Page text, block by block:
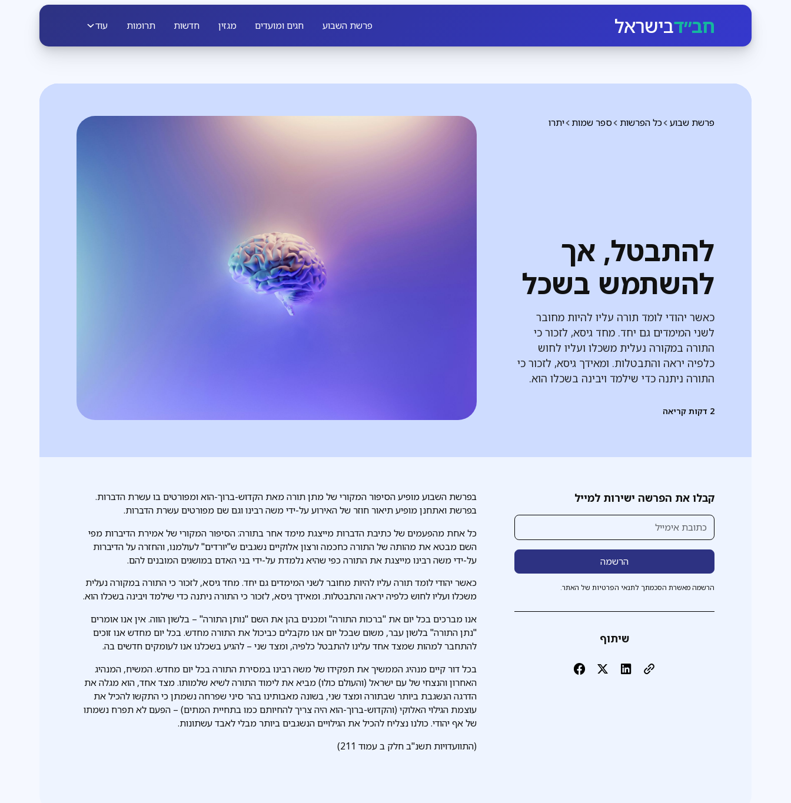
חב״דבישראל פרשת השבוע חגים ומועדים מגזין חדשות תרומות עוד
יתרו ספר שמות כל הפרשות פרשת שבוע
להתבטל, אך
להשתמש בשכל
כאשר יהודי לומד תורה עליו להיות מחובר
לשני המימדים גם יחד. מחד גיסא, לזכור כי
התורה במקורה נעלית משכלו ועליו לחוש
כלפיה יראה והתבטלות. ומאידך גיסא, לזכור כי
התורה ניתנה כדי שילמד ויבינה בשכלו הוא.
2 דקות קריאה
קבלו את הפרשה ישירות למייל
הרשמה מאשרת הסכמתך לתנאי הפרטיות של האתר.
שיתוף
בפרשת השבוע מופיע הסיפור המקורי של מתן תורה מאת הקדוש-ברוך-הוא ומפורטים בו עשרת הדברות.
בפרשת ואתחנן מופיע תיאור חוזר של האירוע על-ידי משה רבינו וגם שם מפורטים עשרת הדברות.
כל אחת מהפעמים של כתיבת הדברות מייצגת מימד אחר בתורה: הסיפור המקורי של אמירת הדיברות מפי
השם מבטא את מהותה של התורה כחכמה ורצון אלוקיים נשגבים ש"יורדים" לעולמנו, והחזרה על הדיברות
על-ידי משה רבינו מייצגת את התורה כפי שהיא נלמדת על-ידי בני האדם במושגים המובנים להם.
כאשר יהודי לומד תורה עליו להיות מחובר לשני המימדים גם יחד. מחד גיסא, לזכור כי התורה במקורה נעלית
משכלו ועליו לחוש כלפיה יראה והתבטלות. ומאידך גיסא, לזכור כי התורה ניתנה כדי שילמד ויבינה בשכלו הוא.
אנו מברכים בכל יום את "ברכות התורה" ומכנים בהן את השם "נותן התורה" – בלשון הווה. אין אנו אומרים
"נתן התורה" בלשון עבר, משום שבכל יום אנו מקבלים כביכול את התורה מחדש. בכל יום מחדש אנו זוכים
להתחבר למהות שמצד אחד עלינו להתבטל כלפיה, ומצד שני – להגיע בשכלנו אנו לעומקים חדשים בה.
בכל דור קיים מנהיג הממשיך את תפקידו של משה רבינו במסירת התורה בכל יום מחדש. המשיח, המנהיג
האחרון והנצחי של עם ישראל (והעולם כולו) מביא את לימוד התורה לשיא שלמותו. מצד אחד, הוא מגלה את
הדרגה הנשגבת ביותר שבתורה ומצד שני, בשונה מאבותינו בהר סיני שפרחה נשמתן כי התקשו להכיל את
עוצמת הגילוי האלוקי (והקדוש-ברוך-הוא היה צריך להחיותם כמו בתחיית המתים) – הפעם לא תפרח נשמתו
של אף יהודי. כולנו נצליח להכיל את הגילויים הנשגבים ביותר מבלי לאבד עשתונות.
(התוועדויות תשנ"ב חלק ב עמוד 211)